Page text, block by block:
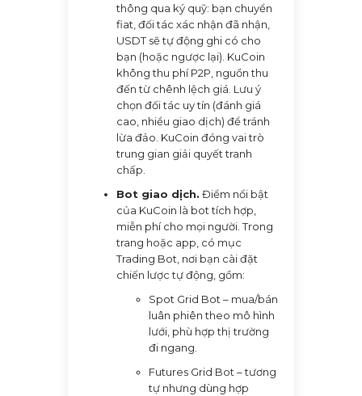
thông qua ký quỹ: bạn chuyển
fiat, đối tác xác nhận đã nhận,
USDT sẽ tự động ghi có cho
bạn (hoặc ngược lại). KuCoin
không thu phí P2P, nguồn thu
đến từ chênh lệch giá. Lưu ý
chọn đối tác uy tín (đánh giá
cao, nhiều giao dịch) để tránh
lừa đảo. KuCoin đóng vai trò
trung gian giải quyết tranh
chấp.
Bot giao dịch. Điểm nổi bật
của KuCoin là bot tích hợp,
miễn phí cho mọi người. Trong
trang hoặc app, có mục
Trading Bot, nơi bạn cài đặt
chiến lược tự động, gồm:
Spot Grid Bot – mua/bán
luân phiên theo mô hình
lưới, phù hợp thị trường
đi ngang.
Futures Grid Bot – tương
tự nhưng dùng hợp